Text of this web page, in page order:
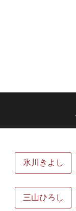
氷川きよし
三山ひろし